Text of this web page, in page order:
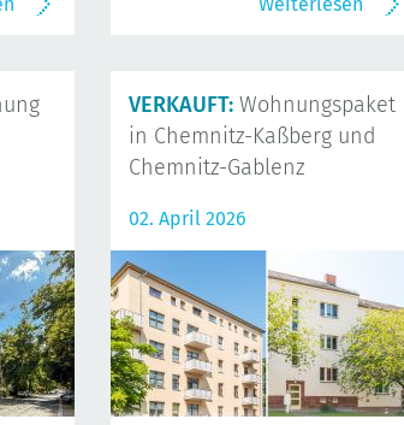
VERKAUFT: Wohnungspaket
in Chemnitz-Kaßberg und
Chemnitz-Gablenz
02. April 2026